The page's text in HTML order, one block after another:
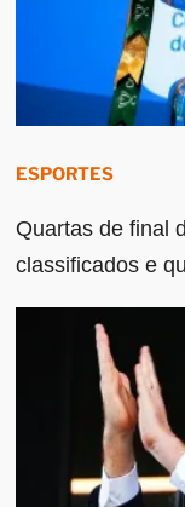
ESPORTES
Quartas de final
classificados e